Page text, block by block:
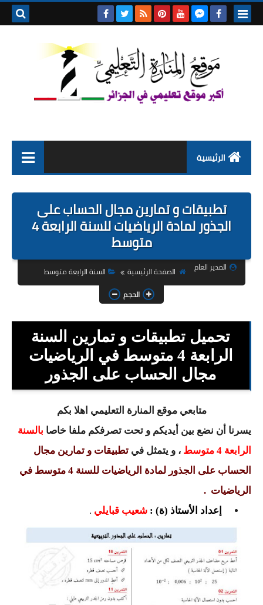
الرئيسية
التربية التحضيرية
السنة الاولى ابتدائي
السنة الثانية ابتدائي
السنة الثالثة ابتدائي
السنة الرابعة ابتدائي
السنة الخامسة ابتدائي
شهادة التعليم الابتدائي
تزيين القسم
التعليم المتوسط
السنة الاولى متوسط
السنة الثالثة متوسط
السنة الرابعة متوسط
شهادة التعليم المتوسط
بنك الفروض و الاختبارات
تطبيقات و تمارين مجال الحساب على
الجذور لمادة الرياضيات للسنة الرابعة 4
متوسط
المدير العام الصفحة الرئيسية
السنة الرابعة متوسط
الحجم
تحميل تطبيقات و تمارين السنة
الرابعة 4 متوسط في الرياضيات
مجال الحساب على الجذور
متابعي موقع المنارة التعليمي اهلا بكم
يسرنا أن نضع بين أيديكم و تحت تصرفكم ملفا خاصا بالسنة
الرابعة 4 متوسط
، و يتمثل في تطبيقات و تمارين مجال
الحساب على الجذور لمادة الرياضيات
للسنة 4 متوسط في
الرياضيات .
إعداد الأستاذ (ة) : شعيب قبايلي .